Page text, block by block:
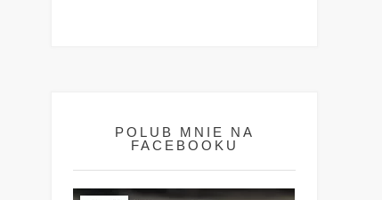
POLUB MNIE NA
FACEBOOKU